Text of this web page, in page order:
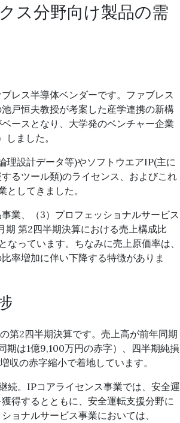
ス分野向け製品の需
レス半導体ベンダーです。ファブレス
戸恒夫教授が考案した産学連携の新構
ースとなり、大学発のベンチャー企業
ました。
設計データ等)やソフトウエアIP(主に
るツール類)のライセンス、およびこれ
してきました。
業、（3）プロフェッショナルサービス
第2四半期決算における売上構成比
っています。ちなみに売上原価率は、
率増加に伴い下降する特徴がありま
第2四半期決算です。売上高が前年同期
は1億9,100万円の赤字）、四半期純損
収の赤字縮小で着地しています。
続。IPコアライセンス事業では、安全運
得するとともに、安全運転支援分野に
ョナルサービス事業においては、